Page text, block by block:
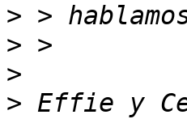
>
>
>
> Effie y